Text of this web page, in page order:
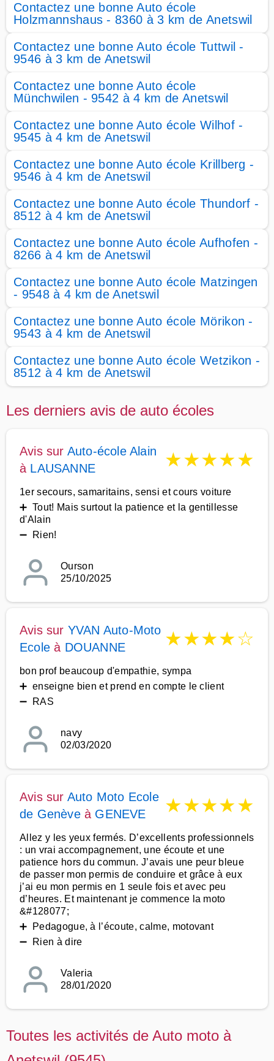
Contactez une bonne Auto école
Holzmannshaus - 8360 à 3 km de Anetswil
Contactez une bonne Auto école Tuttwil -
9546 à 3 km de Anetswil
Contactez une bonne Auto école
Münchwilen - 9542 à 4 km de Anetswil
Contactez une bonne Auto école Wilhof -
9545 à 4 km de Anetswil
Contactez une bonne Auto école Krillberg -
9546 à 4 km de Anetswil
Contactez une bonne Auto école Thundorf -
8512 à 4 km de Anetswil
Contactez une bonne Auto école Aufhofen -
8266 à 4 km de Anetswil
Contactez une bonne Auto école Matzingen
- 9548 à 4 km de Anetswil
Contactez une bonne Auto école Mörikon -
9543 à 4 km de Anetswil
Contactez une bonne Auto école Wetzikon -
8512 à 4 km de Anetswil
Les derniers avis de auto écoles
Avis sur Auto-école Alain
à LAUSANNE ★★★★★
1er secours, samaritains, sensi et cours voiture
➕ Tout! Mais surtout la patience et la gentillesse
d'Alain
➖ Rien!
Ourson
25/10/2025
Avis sur YVAN Auto-Moto
Ecole à DOUANNE ★★★★☆
bon prof beaucoup d'empathie, sympa
➕ enseigne bien et prend en compte le client
➖ RAS
navy
02/03/2020
Avis sur Auto Moto Ecole
de Genèveà GENEVE ★★★★★
Allez y les yeux fermés. D’excellents professionnels
: un vrai accompagnement, une écoute et une
patience hors du commun. J’avais une peur bleue
de passer mon permis de conduire et grâce à eux
j’ai eu mon permis en 1 seule fois et avec peu
d’heures. Et maintenant je commence la moto
&#128077;
➕ Pedagogue, à l’écoute, calme, motovant
➖ Rien à dire
Valeria
28/01/2020
Toutes les activités de Auto moto à